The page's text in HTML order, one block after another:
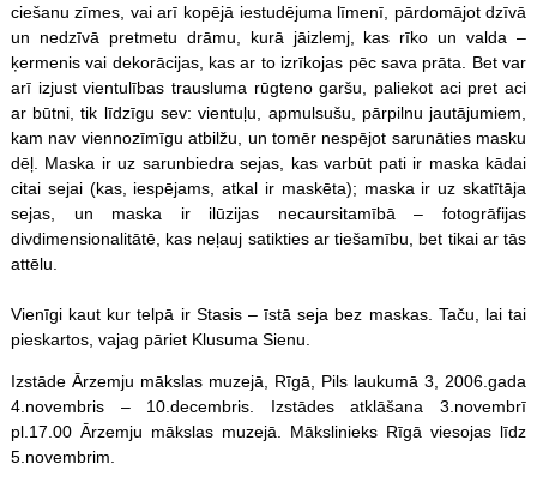
ciešanu zīmes, vai arī kopējā iestudējuma līmenī, pārdomājot dzīvā
un nedzīvā pretmetu drāmu, kurā jāizlemj, kas rīko un valda –
ķermenis vai dekorācijas, kas ar to izrīkojas pēc sava prāta. Bet var
arī izjust vientulības trausluma rūgteno garšu, paliekot aci pret aci
ar būtni, tik līdzīgu sev: vientuļu, apmulsušu, pārpilnu jautājumiem,
kam nav viennozīmīgu atbilžu, un tomēr nespējot sarunāties masku
dēļ. Maska ir uz sarunbiedra sejas, kas varbūt pati ir maska kādai
citai sejai (kas, iespējams, atkal ir maskēta); maska ir uz skatītāja
sejas, un maska ir ilūzijas necaursitamībā – fotogrāfijas
divdimensionalitātē, kas neļauj satikties ar tiešamību, bet tikai ar tās
attēlu.
Vienīgi kaut kur telpā ir Stasis – īstā seja bez maskas. Taču, lai tai
pieskartos, vajag pāriet Klusuma Sienu.
Izstāde Ārzemju mākslas muzejā, Rīgā, Pils laukumā 3, 2006.gada
4.novembris – 10.decembris. Izstādes atklāšana 3.novembrī
pl.17.00 Ārzemju mākslas muzejā. Mākslinieks Rīgā viesojas līdz
5.novembrim.